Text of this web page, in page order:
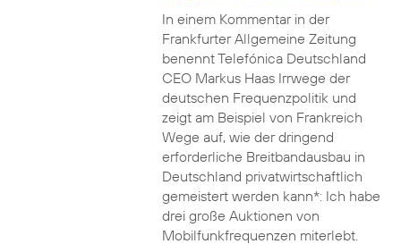
In einem Kommentar in der
Frankfurter Allgemeine Zeitung
benennt Telefónica Deutschland
CEO Markus Haas Irrwege der
deutschen Frequenzpolitik und
zeigt am Beispiel von Frankreich
Wege auf, wie der dringend
erforderliche Breitbandausbau in
Deutschland privatwirtschaftlich
gemeistert werden kann*: Ich habe
drei große Auktionen von
Mobilfunkfrequenzen miterlebt.